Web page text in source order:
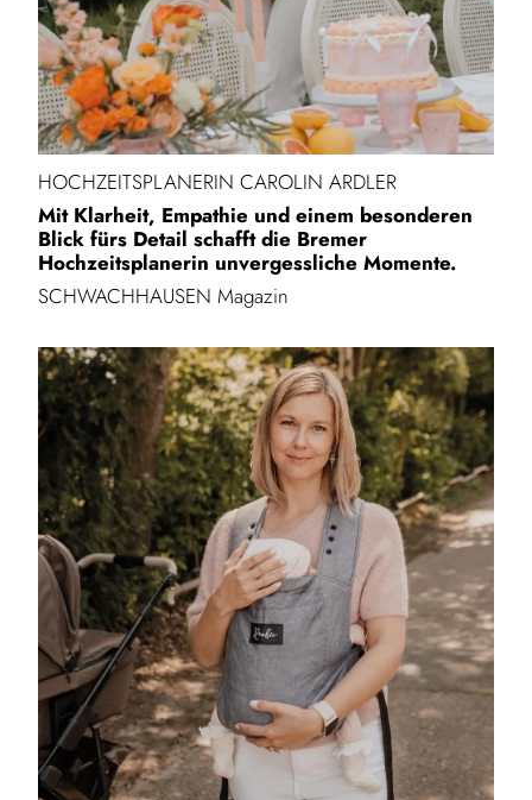
HOCHZEITSPLANERIN CAROLIN ARDLER
Mit Klarheit, Empathie und einem besonderen
Blick fürs Detail schafft die Bremer
Hochzeitsplanerin unvergessliche Momente.
SCHWACHHAUSEN Magazin